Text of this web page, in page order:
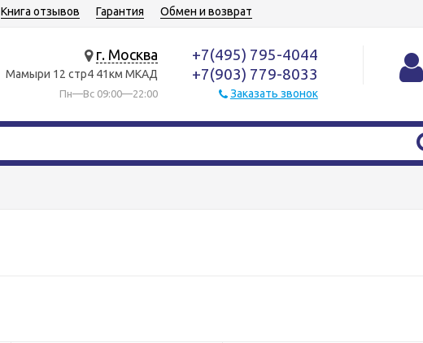
Книга отзывов Гарантия Обмен и возврат
г. Москва
Мамыри 12 стр4 41км МКАД
Пн—Вс 09:00—22:00
+7(495) 795-4044
+7(903) 779-8033
Заказать звонок